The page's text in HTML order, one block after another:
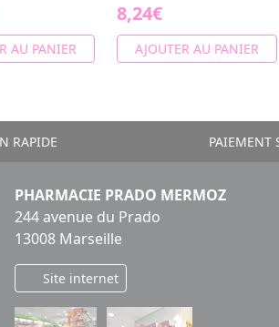
AU PANIER
8,24€
AJOUTER AU PANIER
RAPIDE PAIEMENT
PHARMACIE PRADO MERMOZ
244 avenue du Prado
13008 Marseille
Site internet